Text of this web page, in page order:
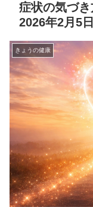
症状の気づき
2026年2月5日
きょうの健康